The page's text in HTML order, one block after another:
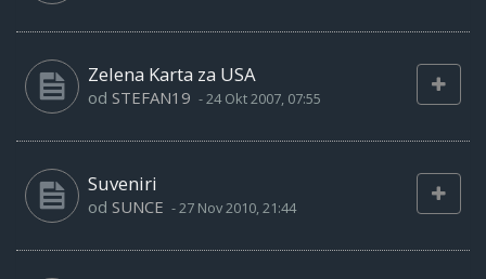
Zelena Karta za USA
od STEFAN19 -24 Okt 2007, 07:55
Suveniri
od SUNCE -27 Nov 2010, 21:44